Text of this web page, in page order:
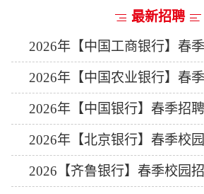
最新招聘
2026年【中国工商银行】春
2026年【中国农业银行】春
2026年【中国银行】春季招
2026年【北京银行】春季校
2026【齐鲁银行】春季校园